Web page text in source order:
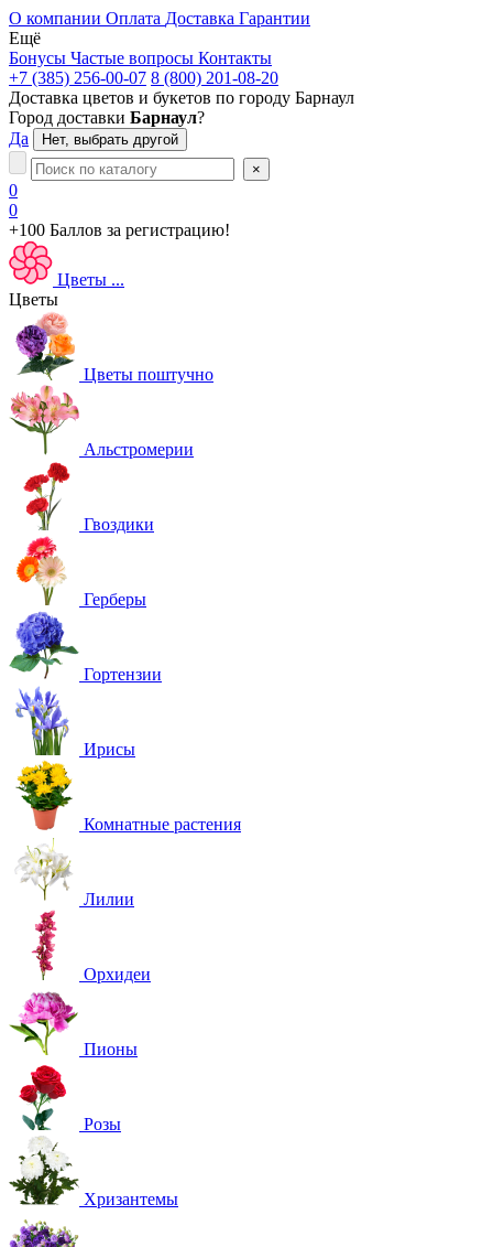
О компании Оплата Доставка Гарантии
Ещё
Бонусы Частые вопросы Контакты
+7 (385) 256-00-07 8 (800) 201-08-20
Доставка цветов и букетов по городу Барнаул
Город доставки Барнаул?
Да
Нет, выбрать другой
×
0
0
+100 Баллов за регистрацию!
Цветы ...
Цветы
Цветы поштучно
Альстромерии
Гвоздики
Герберы
Гортензии
Ирисы
Комнатные растения
Лилии
Орхидеи
Пионы
Розы
Хризантемы